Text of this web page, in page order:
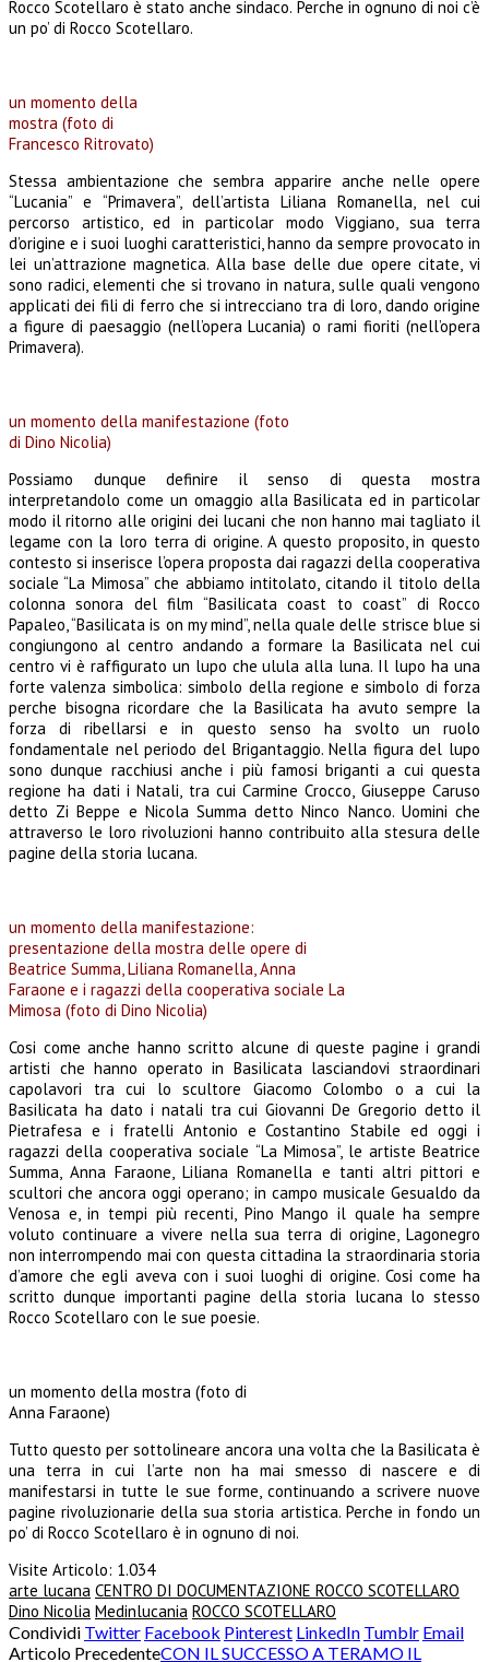
Rocco Scotellaro è stato anche sindaco. Perche in ognuno di noi c’è
un po’ di Rocco Scotellaro.
un momento della
mostra (foto di
Francesco Ritrovato)
Stessa ambientazione che sembra apparire anche nelle opere
“Lucania” e “Primavera”, dell’artista Liliana Romanella, nel cui
percorso artistico, ed in particolar modo Viggiano, sua terra
d’origine e i suoi luoghi caratteristici, hanno da sempre provocato in
lei un’attrazione magnetica. Alla base delle due opere citate, vi
sono radici, elementi che si trovano in natura, sulle quali vengono
applicati dei fili di ferro che si intrecciano tra di loro, dando origine
a figure di paesaggio (nell’opera Lucania) o rami fioriti (nell’opera
Primavera).
un momento della manifestazione (foto
di Dino Nicolia)
Possiamo dunque definire il senso di questa mostra
interpretandolo come un omaggio alla Basilicata ed in particolar
modo il ritorno alle origini dei lucani che non hanno mai tagliato il
legame con la loro terra di origine. A questo proposito, in questo
contesto si inserisce l’opera proposta dai ragazzi della cooperativa
sociale “La Mimosa” che abbiamo intitolato, citando il titolo della
colonna sonora del film “Basilicata coast to coast” di Rocco
Papaleo, “Basilicata is on my mind”, nella quale delle strisce blue si
congiungono al centro andando a formare la Basilicata nel cui
centro vi è raffigurato un lupo che ulula alla luna. Il lupo ha una
forte valenza simbolica: simbolo della regione e simbolo di forza
perche bisogna ricordare che la Basilicata ha avuto sempre la
forza di ribellarsi e in questo senso ha svolto un ruolo
fondamentale nel periodo del Brigantaggio. Nella figura del lupo
sono dunque racchiusi anche i più famosi briganti a cui questa
regione ha dati i Natali, tra cui Carmine Crocco, Giuseppe Caruso
detto Zi Beppe e Nicola Summa detto Ninco Nanco. Uomini che
attraverso le loro rivoluzioni hanno contribuito alla stesura delle
pagine della storia lucana.
un momento della manifestazione:
presentazione della mostra delle opere di
Beatrice Summa, Liliana Romanella, Anna
Faraone e i ragazzi della cooperativa sociale La
Mimosa (foto di Dino Nicolia)
Cosi come anche hanno scritto alcune di queste pagine i grandi
artisti che hanno operato in Basilicata lasciandovi straordinari
capolavori tra cui lo scultore Giacomo Colombo o a cui la
Basilicata ha dato i natali tra cui Giovanni De Gregorio detto il
Pietrafesa e i fratelli Antonio e Costantino Stabile ed oggi i
ragazzi della cooperativa sociale “La Mimosa”, le artiste Beatrice
Summa, Anna Faraone, Liliana Romanella e tanti altri pittori e
scultori che ancora oggi operano; in campo musicale Gesualdo da
Venosa e, in tempi più recenti, Pino Mango il quale ha sempre
voluto continuare a vivere nella sua terra di origine, Lagonegro
non interrompendo mai con questa cittadina la straordinaria storia
d’amore che egli aveva con i suoi luoghi di origine. Cosi come ha
scritto dunque importanti pagine della storia lucana lo stesso
Rocco Scotellaro con le sue poesie.
un momento della mostra (foto di
Anna Faraone)
Tutto questo per sottolineare ancora una volta che la Basilicata è
una terra in cui l’arte non ha mai smesso di nascere e di
manifestarsi in tutte le sue forme, continuando a scrivere nuove
pagine rivoluzionarie della sua storia artistica. Perche in fondo un
po’ di Rocco Scotellaro è in ognuno di noi.
Visite Articolo: 1.034
arte lucana CENTRO DI DOCUMENTAZIONE ROCCO SCOTELLARO
Dino Nicolia Medinlucania ROCCO SCOTELLARO
Condividi Twitter Facebook Pinterest LinkedIn Tumblr Email
Articolo PrecedenteCON IL SUCCESSO A TERAMO IL